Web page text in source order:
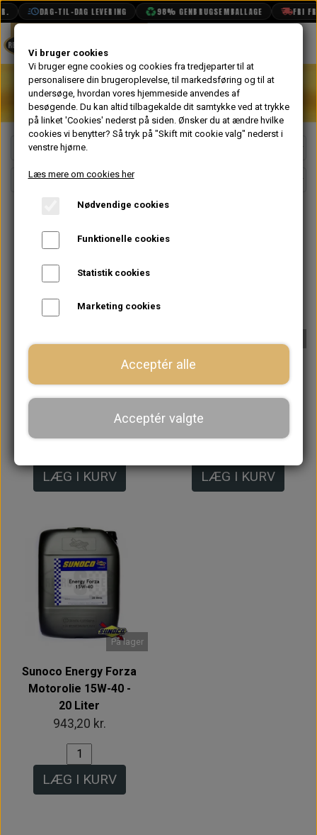
DAG-TIL-DAG LEVERING 98% GENBRUGSEMBALLAGE FRI
BOOK TID
PROJEKTER
TEKNISK DATA
VANDPOLERING
Sunoco Energy Forza
Motorolie 15W-40 - 5
Liter
LÆG I KURV
Sunoco Energy Forza
Motorolie 15W-40 - 1
Liter
LÆG I KURV
På lager
Sunoco Energy Forza
Motorolie 15W-40 -
20 Liter
943,20 kr.
LÆG I KURV
Vi bruger cookies
Vi bruger egne cookies og cookies fra tredjeparter til at
personalisere din brugeroplevelse, til markedsføring og til at
undersøge, hvordan vores hjemmeside anvendes af
besøgende. Du kan altid tilbagekalde dit samtykke ved at trykke
på linket 'Cookies' nederst på siden. Ønsker du at ændre hvilke
cookies vi benytter? Så tryk på "Skift mit cookie valg" nederst i
venstre hjørne.
Læs mere om cookies her
Nødvendige cookies
Funktionelle cookies
Statistik cookies
Marketing cookies
Acceptér alle
Acceptér valgte